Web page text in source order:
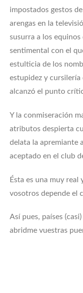
impostados gestos
arengas en la
susurra a los
sentimental con el
estulticia de los
estupidez y cursilería
alcanzó el punto
Y la conmiseración
atributos despierta
delata la apremiante
aceptado en el club
Ésta es una muy real
vosotros depende el
Así pues, países
abridme vuestras